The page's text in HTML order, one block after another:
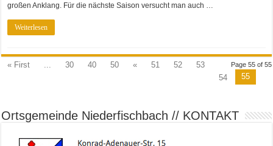
großen Anklang. Für die nächste Saison versucht man auch …
Weiterlesen
Page 55 of 55
« First 30 40 50 « 51 52
53
54
55
Ortsgemeinde Niederfischbach // KONTAKT